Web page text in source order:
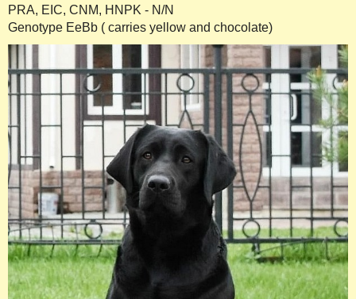
PRA, EIC, CNM, HNPK - N/N
Genotype EeBb ( carries yellow and chocolate)